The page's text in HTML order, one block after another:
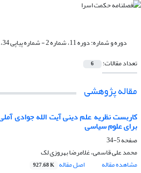
دوره و شماره:دوره 11، شماره 2 - شماره پیاپی 34، اسفند 1398، صفحه 1-189
تعداد مقالات:
6
مقاله پژوهشی
کاربست نظریه علم دینى آیت الله جوادى
برای علوم سیاسی
صفحه5-34
محمد علی قاسمی، غلامرضا بهروزی لک
مشاهده مقاله
اصل مقاله 927.68 K